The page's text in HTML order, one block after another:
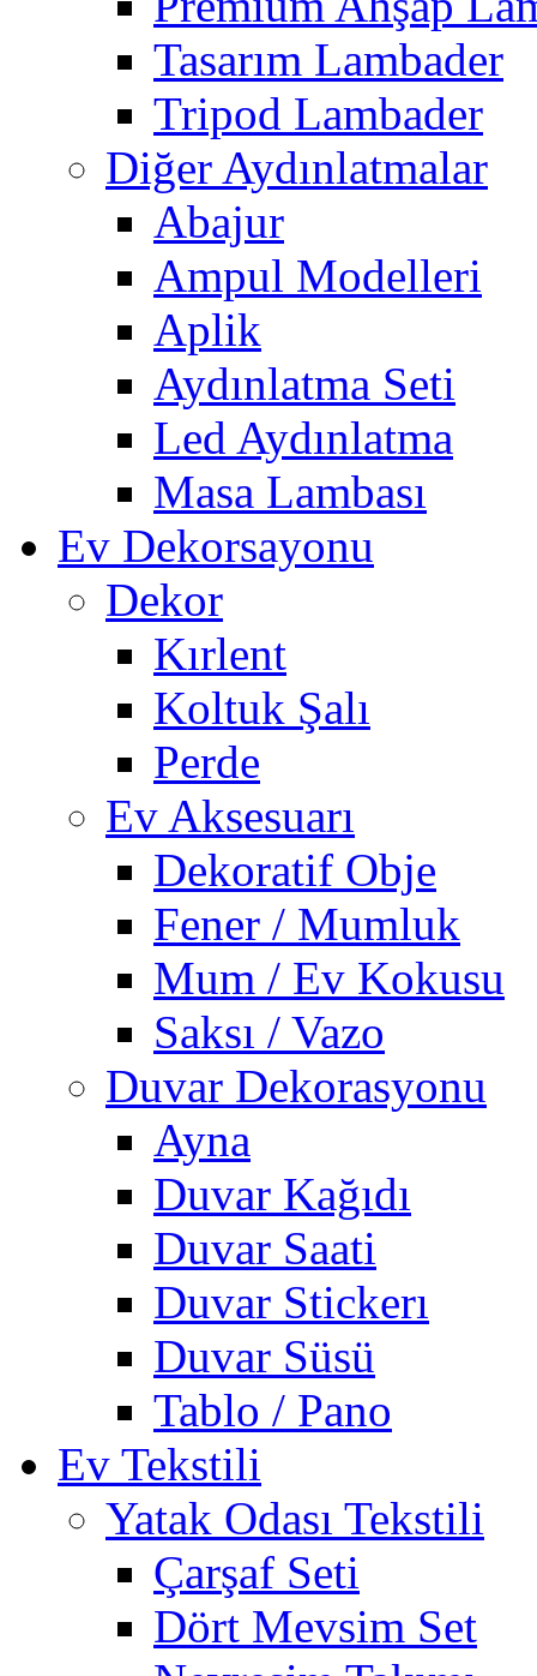
Tasarım Lambader
Tripod Lambader
Diğer Aydınlatmalar
Abajur
Ampul Modelleri
Aplik
Aydınlatma Seti
Led Aydınlatma
Masa Lambası
Ev Dekorsayonu
Dekor
Kırlent
Koltuk Şalı
Perde
Ev Aksesuarı
Dekoratif Obje
Fener / Mumluk
Mum / Ev Kokusu
Saksı / Vazo
Duvar Dekorasyonu
Ayna
Duvar Kağıdı
Duvar Saati
Duvar Stickerı
Duvar Süsü
Tablo / Pano
Ev Tekstili
Yatak Odası Tekstili
Çarşaf Seti
Dört Mevsim Set